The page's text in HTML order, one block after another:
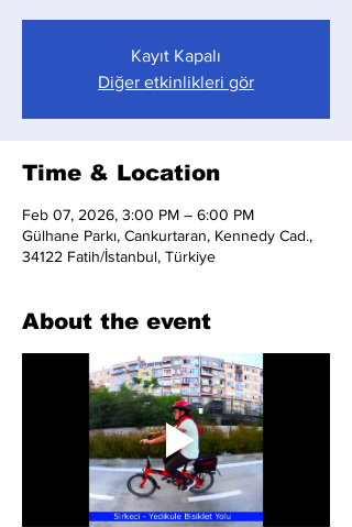
Kayıt Kapalı
Diğer etkinlikleri gör
Time & Location
Feb 07, 2026, 3:00 PM – 6:00 PM
Gülhane Parkı, Cankurtaran, Kennedy Cad.,
34122 Fatih/İstanbul, Türkiye
About the event